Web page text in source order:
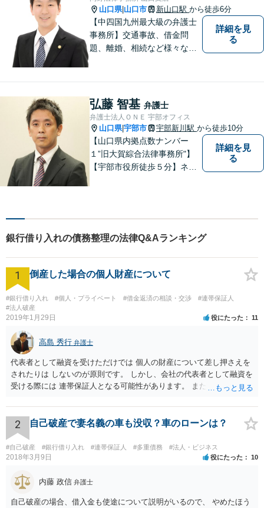
山口県| 山口市 新山口駅 から徒歩6分
【中四国九州最大級の弁護士
事務所】交通事故、借金問
題、離婚、相続など様々な問
い！
詳細を見
る
弘藤 智基 弁護士
弁護士法人ＯＮＥ 宇部オフィス
山口県|宇部市 宇部新川駅 から徒歩10分
【山口県内拠点数ナンバー
１”旧大賀綜合法律事務所"】
【宇部市役所徒歩５分】ネッ
相談ください。
詳細を見
る
銀行借り入れの債務整理の法律Q&Aランキング
1 倒産した場合の個人財産について
#銀行借り入れ #個人・プライベート #借金返済の相談・交渉
#連帯保証人
#法人破産
2019年1月29日 役にたった 11
高島 秀行 弁護士
代表者として融資を受けただけでは 個人の財産について差し押さえを
されたりは しないのが原則です。 しかし、会社の代表者として融資を
受ける際には 連帯保証人となる可能性があります。 また、返済が厳し
があります。 個人の財産について責任を免れたいのであれば 連帯保証
人にもならず、 返済計画が確実であると言える場合のみ 融資を受ける
ことにする他ないと思います。
2 自己破産で妻名義の車も没収？車のローンは？
#自己破産 #銀行借り入れ #連帯保証人 #多重債務 #法人・ビジネス
2018年3月9日 役にたった 10
内藤 政信 弁護士
自己破産の場合、借入金も使途について説明がいるので、 やめたほう